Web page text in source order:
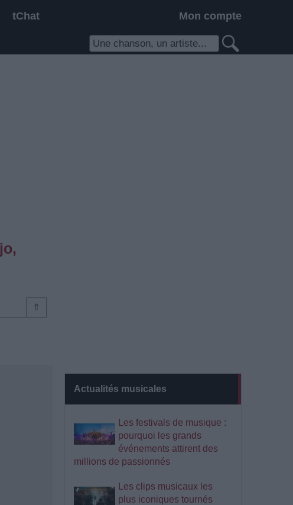
tChat Mon compte
Actualités musicales
Les festivals de musique :
pourquoi les grands
événements attirent des
millions de passionnés
Les clips musicaux les
plus iconiques tournés
⇑